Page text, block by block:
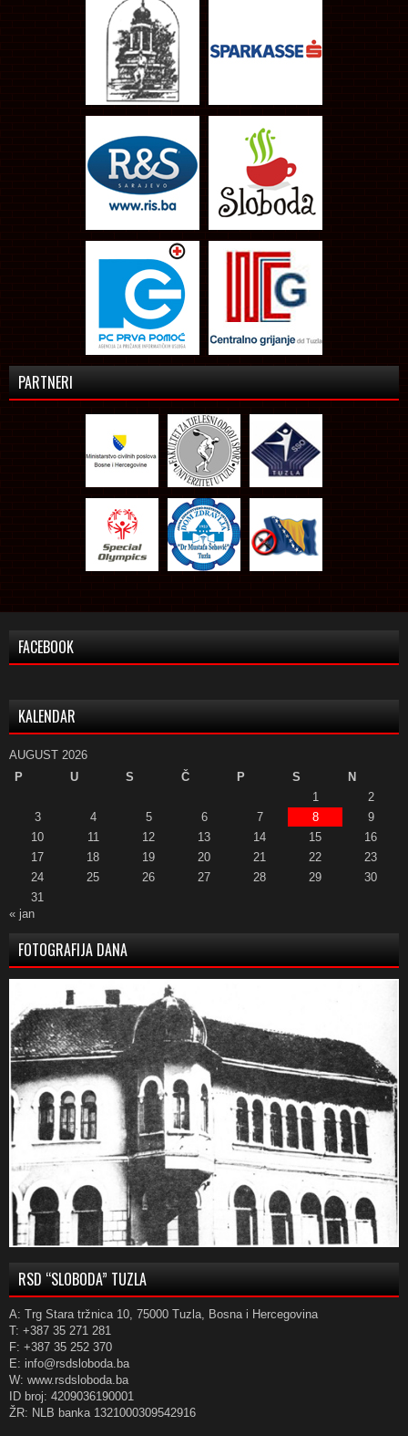
PARTNERI
FACEBOOK
KALENDAR
AUGUST 2026
P
U S Č P S
N
1
2
3
4 5 6 7 8
9
10
11 12 13 14 15
16
17
18 19 20 21 22
23
24
25 26 27 28 29
30
31
« jan
FOTOGRAFIJA DANA
RSD “SLOBODA” TUZLA
A: Trg Stara tržnica 10, 75000 Tuzla, Bosna i Hercegovina
T: +387 35 271 281
F: +387 35 252 370
E: info@rsdsloboda.ba
W: www.rsdsloboda.ba
ID broj: 4209036190001
ŽR: NLB banka 1321000309542916